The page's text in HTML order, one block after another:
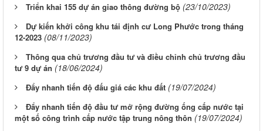
Triển khai 155 dự án giao thông đường bộ (23/10/2023)
Dự kiến khởi công khu tái định cư Long Phước trong tháng
12-2023 (08/11/2023)
Thông qua chủ trương đầu tư và điều chỉnh chủ trương đầu
tư 9 dự án (18/06/2024)
Đẩy nhanh tiến độ đấu giá các khu đất (19/07/2024)
Đẩy nhanh tiến độ đầu tư mở rộng đường ống cấp nước tại
một số công trình cấp nước tập trung nông thôn (19/07/2024)